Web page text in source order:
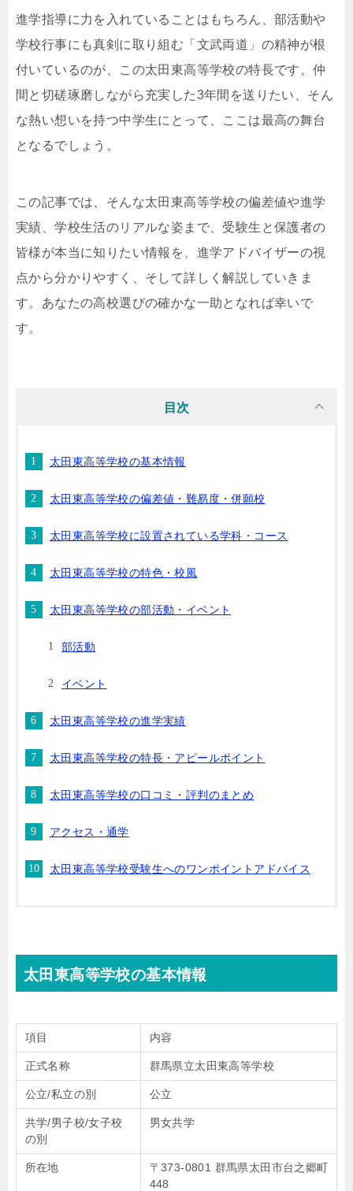
進学指導に力を入れていることはもちろん、部活動や
学校行事にも真剣に取り組む「文武両道」の精神が根
付いているのが、この太田東高等学校の特長です。仲
間と切磋琢磨しながら充実した3年間を送りたい、そん
な熱い想いを持つ中学生にとって、ここは最高の舞台
となるでしょう。
この記事では、そんな太田東高等学校の偏差値や進学
実績、学校生活のリアルな姿まで、受験生と保護者の
皆様が本当に知りたい情報を、進学アドバイザーの視
点から分かりやすく、そして詳しく解説していきま
す。あなたの高校選びの確かな一助となれば幸いで
す。
目次
太田東高等学校の基本情報
太田東高等学校の偏差値・難易度・併願校
太田東高等学校に設置されている学科・コース
太田東高等学校の特色・校風
太田東高等学校の部活動・イベント
部活動
イベント
太田東高等学校の進学実績
太田東高等学校の特長・アピールポイント
太田東高等学校の口コミ・評判のまとめ
アクセス・通学
太田東高等学校受験生へのワンポイントアドバイス
太田東高等学校の基本情報
項目 内容
正式名称 群馬県立太田東高等学校
公立/私立の別 公立
共学/男子校/女子校
の別
男女共学
所在地
〒373-0801 群馬県太田市台之郷町
448